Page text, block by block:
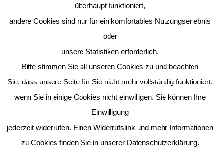
Am Freitag, den 28.11.2025 singen der Schulchor der
MosaikSchule Eitorf+Harmonie um 17:30Uhr auf dem
Eitorfer Weihnachtsmarkt und freut sich auf EUCH!
Sandra Krist-Rösgen, MosaikSchule Eitorf+Harmonie
überhaupt funktioniert,
andere Cookies sind nur für ein komfortables Nutzungserlebnis
oder
unsere Statistiken erforderlich.
Bitte stimmen Sie all unseren Cookies zu und beachten
Sie, dass unsere Seite für Sie nicht mehr vollständig funktioniert,
wenn Sie in einige Cookies nicht einwilligen. Sie können Ihre
Einwilligung
jederzeit widerrufen. Einen Widerrufslink und mehr Informationen
zu Cookies finden Sie in unserer Datenschutzerklärung.